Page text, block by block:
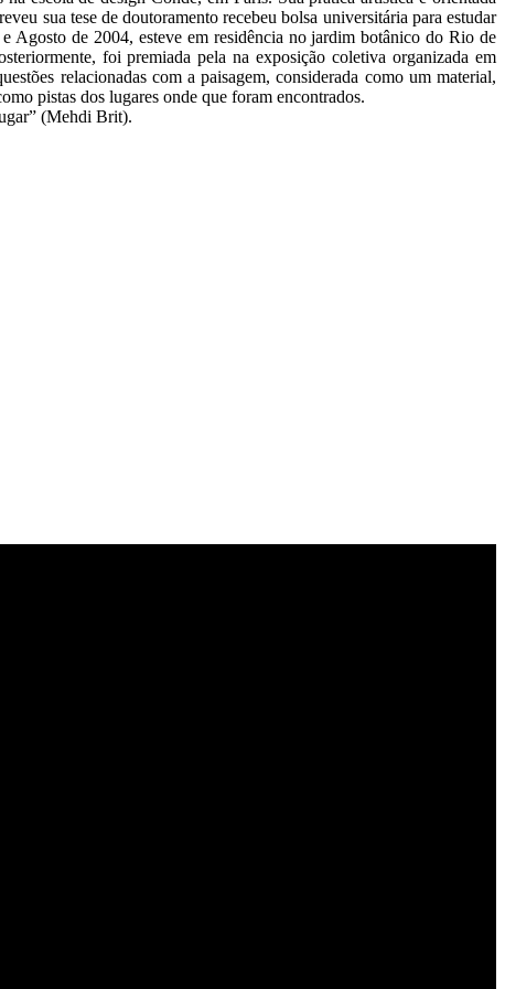
sua tese de doutoramento recebeu bolsa universitária para estudar
Agosto de 2004, esteve em residência no jardim botânico do Rio de
foi premiada pela na exposição coletiva organizada em
relacionadas com a paisagem, considerada como um material,
pistas dos lugares onde que foram encontrados.
(Mehdi Brit).